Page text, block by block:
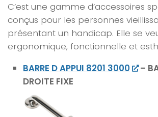
C’est une gamme d’accessoires
conçus pour les personnes
présentant un handicap. Elle se
ergonomique, fonctionnelle et
BARRE D APPUI 8201 3000
–
DROITE FIXE